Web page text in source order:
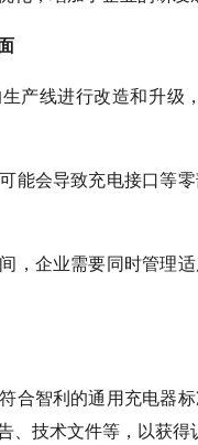
生产线进行改造和升
能会导致充电接口等
，企业需要同时管理
合智利的通用充电器
、技术文件等，以获得